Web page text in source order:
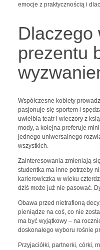
emocje z praktycznością i
Dlaczego
prezentu
Współczesne kobiety
pasjonuje się sportem i
uwielbia teatr i wieczory z
mody, a kolejna preferuje
jednego uniwersalnego
wszystkich.
Zainteresowania zmieniają
studentka ma inne potrzeby
karierowiczka w wieku
dziś może już nie pasować.
Obawa przed nietrafioną
pieniądze na coś, co nie
ma być wyjątkowy – na
doskonałego wyboru rośnie
Przyjaciółki, partnerki, córki,